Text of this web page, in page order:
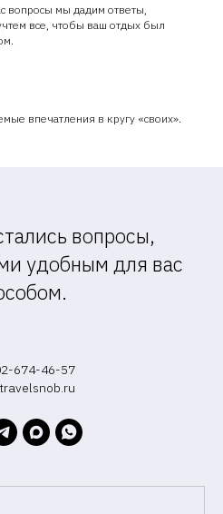
вопросы мы дадим ответы,
все, чтобы ваш отдых был
впечатления в кругу «своих».
вопросы,
удобным для вас
674-46-57